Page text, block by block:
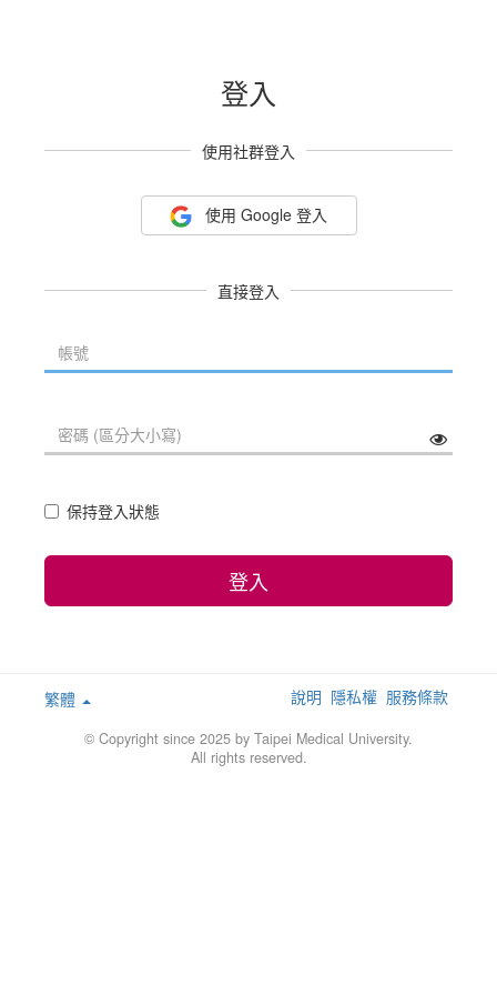
登入
使用社群登入
使用 Google 登入
直接登入
保持登入狀態
登入
繁體 說明 隱私權 服務條款
© Copyright since 2025 by Taipei Medical University.
All rights reserved.